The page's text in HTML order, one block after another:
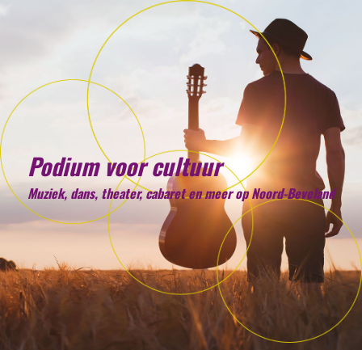
Podium voor cultuur
Muziek, dans, theater, cabaret en meer op Noord-Beveland